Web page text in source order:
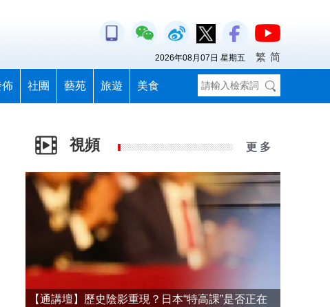
佈 社團 藝苑 旅遊 美食
2026年08月07日 星期五 繁 简
視頻 更 多
【通講壇】歷史陰影重現？日本“特高課”是否正在